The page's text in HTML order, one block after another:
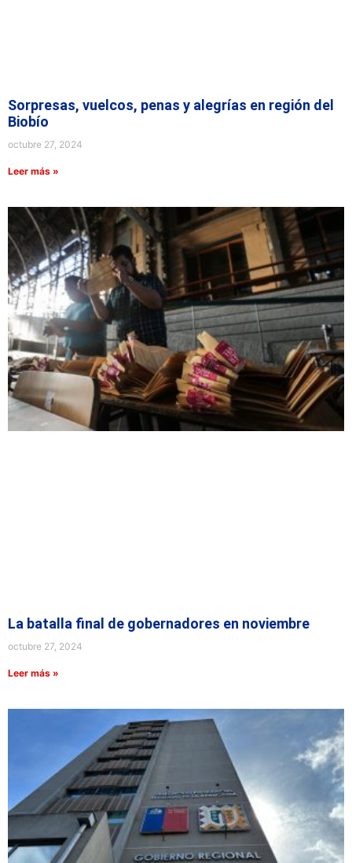
Sorpresas, vuelcos, penas y alegrías en región del
Biobío
octubre 27, 2024
Leer más »
La batalla final de gobernadores en noviembre
octubre 27, 2024
Leer más »